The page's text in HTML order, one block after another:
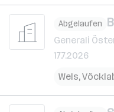
Abgelaufen
Generali
17.7.2026
Wels,